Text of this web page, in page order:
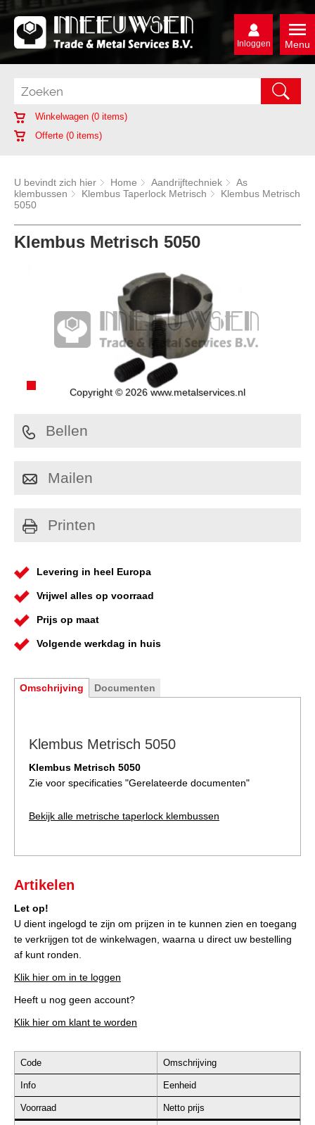
Menu
Inloggen
Winkelwagen (0 items)
Offerte (0 items)
U bevindt zich hier Home Aandrijftechniek
As
klembussen
Klembus Taperlock Metrisch
Klembus Metrisch
5050
Klembus Metrisch 5050
Copyright © 2026 www.metalservices.nl
Bellen
Mailen
Printen
Levering in heel Europa
Vrijwel alles op voorraad
Prijs op maat
Volgende werkdag in huis
Omschrijving Documenten
Klembus Metrisch 5050
Klembus Metrisch 5050
Zie voor specificaties "Gerelateerde documenten"
Bekijk alle metrische taperlock klembussen
Artikelen
Let op!
U dient ingelogd te zijn om prijzen in te kunnen zien en toegang
te verkrijgen tot de winkelwagen, waarna u direct uw bestelling
af kunt ronden.
Klik hier om in te loggen
Heeft u nog geen account?
Klik hier om klant te worden
Code Omschrijving
Info Eenheid
Voorraad Netto prijs